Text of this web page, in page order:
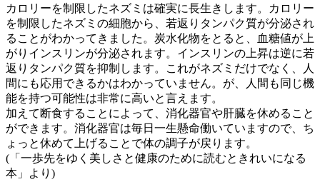
カロリーを制限したネズミは確実に長生きします。カロリー
を制限したネズミの細胞から、若返りタンパク質が分泌され
ることがわかってきました。炭水化物をとると、血糖値が上
がりインスリンが分泌されます。インスリンの上昇は逆に若
返りタンパク質を抑制します。これがネズミだけでなく、人
間にも応用できるかはわかっていません。が、人間も同じ機
能を持つ可能性は非常に高いと言えます。
加えて断食することによって、消化器官や肝臓を休めること
ができます。消化器官は毎日一生懸命働いていますので、ち
ょっと休めて上げることで体の調子が戻ります。
(「一歩先をゆく美しさと健康のために読むときれいになる
本」より)